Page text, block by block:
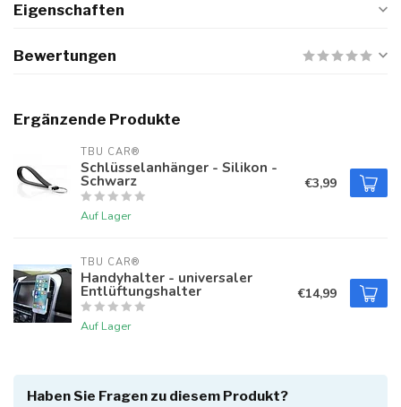
Eigenschaften
Bewertungen
Ergänzende Produkte
TBU CAR®
Schlüsselanhänger - Silikon -
Schwarz
Auf Lager
€3,99
TBU CAR®
Handyhalter - universaler
Entlüftungshalter
Auf Lager
€14,99
Haben Sie Fragen zu diesem Produkt?